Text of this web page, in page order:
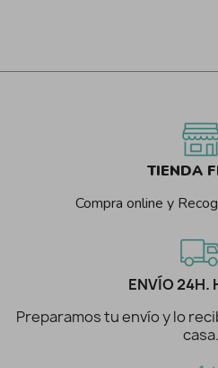
TIENDA
Compra online y
ENVÍO 24H.
Preparamos tu envío y lo
casa.